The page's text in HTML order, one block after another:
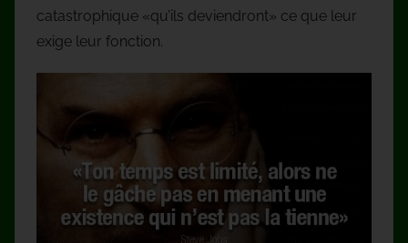
catastrophique «qu’ils deviendront» ce que leur
exige leur fonction.